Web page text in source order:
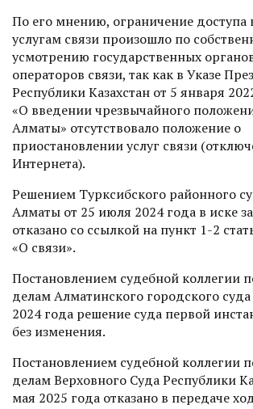
По его мнению, ограничение доступа
услугам связи произошло по
усмотрению государственных
операторов связи, так как в Указе
Республики Казахстан от 5 января
«О введении чрезвычайного
Алматы» отсутствовало положение о
приостановлении услуг связи
Интернета).
Решением Турксибского районного
Алматы от 25 июля 2024 года в иске
отказано со ссылкой на пункт 1-2
«О связи».
Постановлением судебной коллегии
делам Алматинского городского суда
2024 года решение суда первой
без изменения.
Постановлением судебной коллегии
делам Верховного Суда Республики
мая 2025 года отказано в передаче